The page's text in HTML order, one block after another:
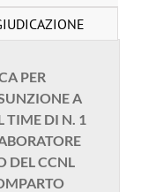
PER
A
TIME DI N. 1
DEL CCNL